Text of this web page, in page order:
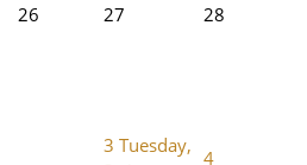
26
27 28
3 Tuesday,
4